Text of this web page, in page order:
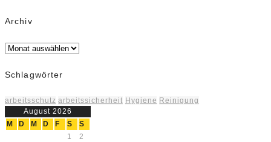
Archiv
Archiv
Schlagwörter
arbeitsschutz arbeitssicherheit Hygiene Reinigung
August 2026
M
D M D F S
S
1
2